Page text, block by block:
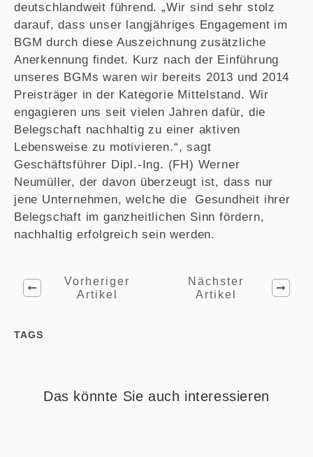
deutschlandweit führend. „Wir sind sehr stolz
darauf, dass unser langjähriges Engagement im
BGM durch diese Auszeichnung zusätzliche
Anerkennung findet. Kurz nach der Einführung
unseres BGMs waren wir bereits 2013 und 2014
Preisträger in der Kategorie Mittelstand. Wir
engagieren uns seit vielen Jahren dafür, die
Belegschaft nachhaltig zu einer aktiven
Lebensweise zu motivieren.“, sagt
Geschäftsführer Dipl.-Ing. (FH) Werner
Neumüller, der davon überzeugt ist, dass nur
jene Unternehmen, welche die Gesundheit ihrer
Belegschaft im ganzheitlichen Sinn fördern,
nachhaltig erfolgreich sein werden.
Vorheriger
Artikel
Nächster
Artikel
TAGS
Das könnte Sie auch interessieren